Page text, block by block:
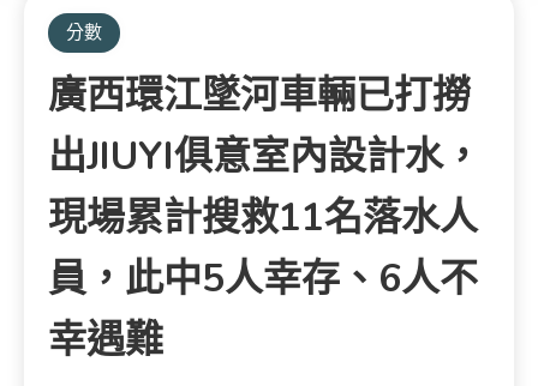
分數
廣西環江墜河車輛已打撈
出JIUYI俱意室內設計水，
現場累計搜救11名落水人
員，此中5人幸存、6人不
幸遇難